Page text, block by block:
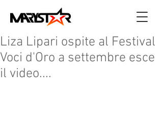
Liza Lipari ospite al Festival
Voci d'Oro a settembre esce
il video....